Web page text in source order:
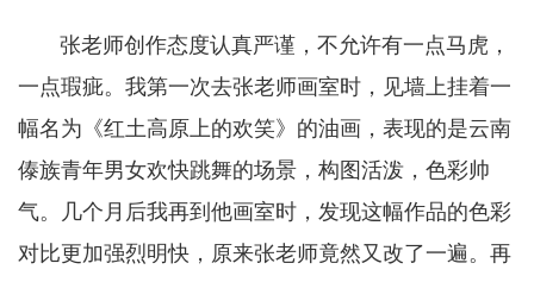
张老师创作态度认真严谨，不允许有一点马虎，
一点瑕疵。我第一次去张老师画室时，见墙上挂着一
幅名为《红土高原上的欢笑》的油画，表现的是云南
傣族青年男女欢快跳舞的场景，构图活泼，色彩帅
气。几个月后我再到他画室时，发现这幅作品的色彩
对比更加强烈明快，原来张老师竟然又改了一遍。再